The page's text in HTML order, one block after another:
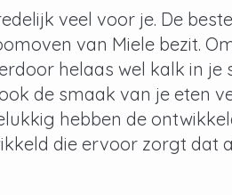
veel voor je. De
van Miele bezit.
helaas wel kalk in je
de smaak van je eten
hebben de
die ervoor zorgt dat